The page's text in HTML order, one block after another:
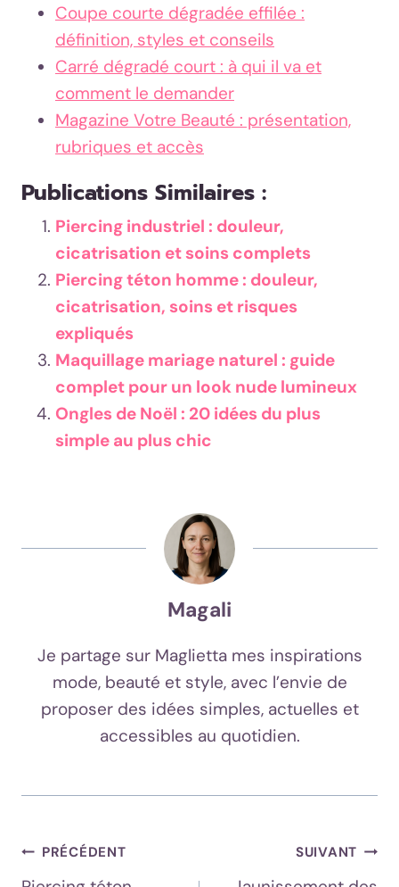
Coupe courte dégradée effilée :
définition, styles et conseils
Carré dégradé court : à qui il va et
comment le demander
Magazine Votre Beauté : présentation,
rubriques et accès
Publications Similaires :
Piercing industriel : douleur,
cicatrisation et soins complets
Piercing téton homme : douleur,
cicatrisation, soins et risques
expliqués
Maquillage mariage naturel : guide
complet pour un look nude lumineux
Ongles de Noël : 20 idées du plus
simple au plus chic
Magali
Je partage sur Maglietta mes inspirations
mode, beauté et style, avec l’envie de
proposer des idées simples, actuelles et
accessibles au quotidien.
Navigation
PRÉCÉDENT SUIVANT